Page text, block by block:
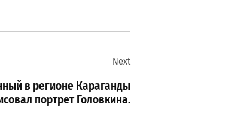
Next
в регионе Караганды
портрет Головкина.